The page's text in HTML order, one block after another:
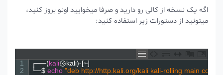
اگه یک نسخه از کالی رو دارید و صرفا میخوایید اونو بروز کنید،
میتونید از دستورات زیر استفاده کنید:
1
2
┌──(kali㉿kali
└─$ echo "deb http://http.kali.org/kali kali-rolling main